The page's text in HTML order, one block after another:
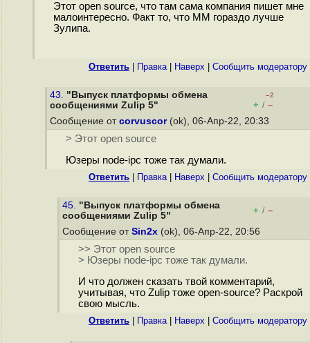
Этот open source, что там сама компания пишет мне
малоинтересно. Факт то, что MM гораздо лучше
Зулипа.
Ответить Правка| Наверх Cообщить модератору
43. "Выпуск платформы обмена
сообщениями Zulip 5"
–2
+ / –
Сообщение от corvuscor(ok), 06-Апр-22, 20:33
> Этот open source
Юзеры node-ipc тоже так думали.
Ответить Правка| Наверх Cообщить модератору
45. "Выпуск платформы обмена
сообщениями Zulip 5"
+ / –
Сообщение от Sin2x (ok), 06-Апр-22, 20:56
>> Этот open source
> Юзеры node-ipc тоже так думали.
И что должен сказать твой комментарий,
учитывая, что Zulip тоже open-source? Раскрой
свою мысль.
Ответить Правка| Наверх Cообщить модератору